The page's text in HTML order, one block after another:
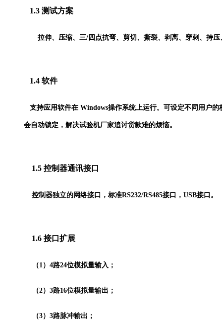
1.3 测试方案
拉伸、压缩、三/四点抗弯、剪切、撕裂、剥离、穿刺、持
1.4 软件
支持应用软件在 Windows操作系统上运行。可设定不同用户
会自动锁定，解决试验机厂家追讨货款难的烦恼。
1.5 控制器通讯接口
控制器独立的网络接口，标准RS232/RS485接口，USB接口。
1.6 接口扩展
（1）4路24位模拟量输入；
（2）3路16位模拟量输出；
（3）3路脉冲输出；